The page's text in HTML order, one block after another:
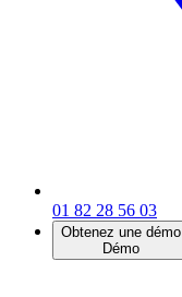
01 82 28 56 03
Obtenez une démo
Démo